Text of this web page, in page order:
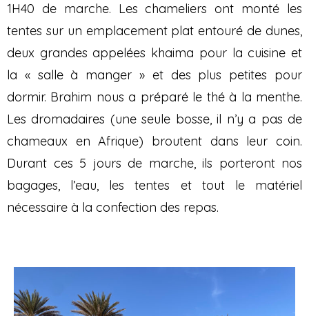
1H40 de marche. Les chameliers ont monté les
tentes sur un emplacement plat entouré de dunes,
deux grandes appelées khaima pour la cuisine et
la « salle à manger » et des plus petites pour
dormir. Brahim nous a préparé le thé à la menthe.
Les dromadaires (une seule bosse, il n’y a pas de
chameaux en Afrique) broutent dans leur coin.
Durant ces 5 jours de marche, ils porteront nos
bagages, l’eau, les tentes et tout le matériel
nécessaire à la confection des repas.